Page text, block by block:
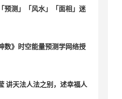
预测」「风水」「面相」迷
数》时空能量预测学网络授
讲天法人法之别，述幸福人